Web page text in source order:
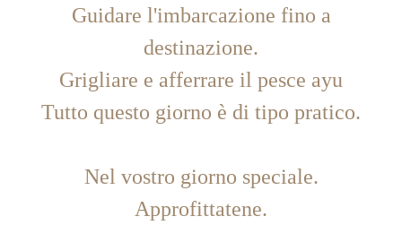
Guidare l'imbarcazione fino a
destinazione.
Grigliare e afferrare il pesce ayu
Tutto questo giorno è di tipo pratico.
Nel vostro giorno speciale.
Approfittatene.